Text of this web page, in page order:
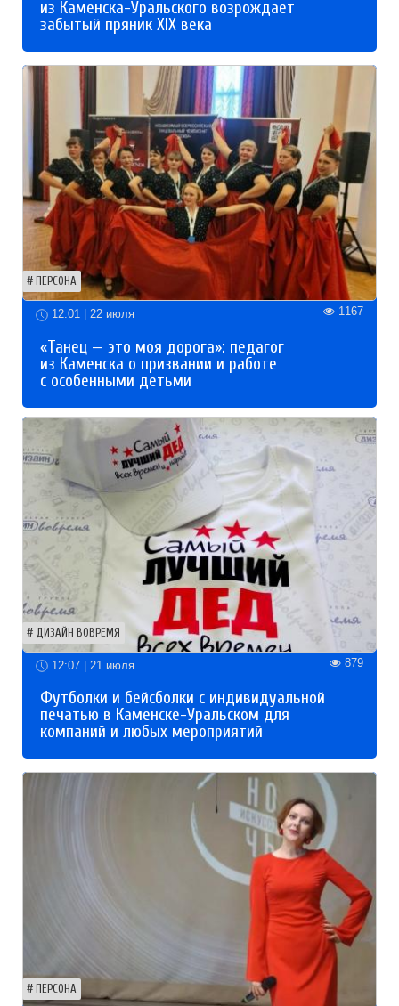
из Каменска-Уральского возрождает
забытый пряник XIX века
ПЕРСОНА
12:01 | 22 июля 1167
«Танец — это моя дорога»: педагог
из Каменска о призвании и работе
с особенными детьми
ДИЗАЙН ВОВРЕМЯ
12:07 | 21 июля 879
Футболки и бейсболки с индивидуальной
печатью в Каменске-Уральском для
компаний и любых мероприятий
ПЕРСОНА